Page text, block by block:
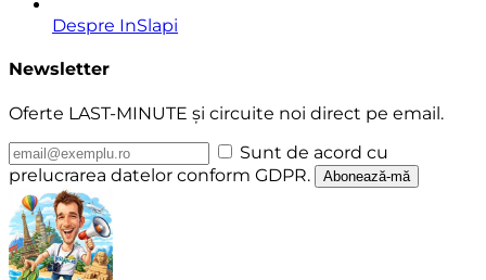
Despre InSlapi
Newsletter
Oferte LAST-MINUTE și circuite noi direct pe email.
Sunt de acord cu
prelucrarea datelor conform GDPR.
Abonează-mă